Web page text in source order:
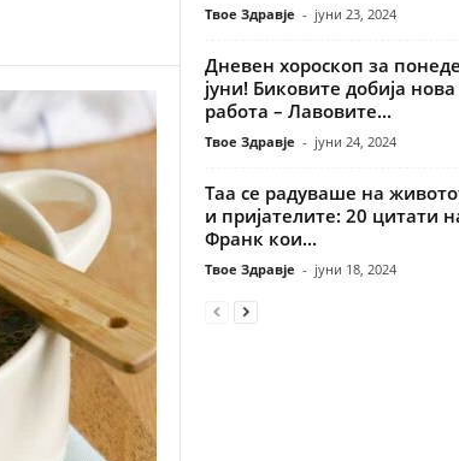
Твое Здравје - јуни 23, 2024
Дневен хороскоп за
јуни! Биковите добија
работа – Лавовите...
Твое Здравје - јуни 24, 2024
Таа се радуваше на
и пријателите: 20 цитати
Франк кои...
Твое Здравје - јуни 18, 2024